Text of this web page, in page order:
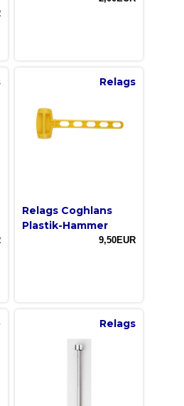
Relags
Relags Coghlans
Plastik-Hammer
9,50EUR
Relags